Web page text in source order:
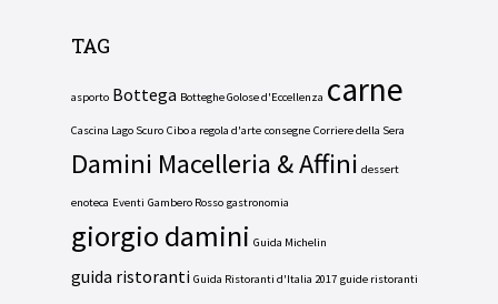
TAG
asporto Bottega Botteghe Golose d'Eccellenza carne
Cascina Lago Scuro Cibo a regola d'arte consegne Corriere della Sera
Damini Macelleria & Affini dessert
enoteca Eventi Gambero Rosso gastronomia
giorgio damini Guida Michelin
guida ristoranti Guida Ristoranti d'Italia 2017 guide ristoranti